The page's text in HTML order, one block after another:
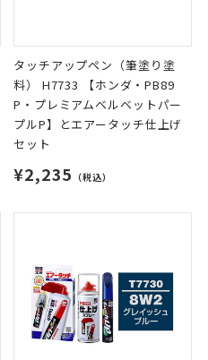
タッチアップペン（筆塗り塗
料） H7733 【ホンダ・PB89
P・プレミアムベルベットパー
プルP】とエアータッチ仕上げ
セット
¥2,235 （税込）